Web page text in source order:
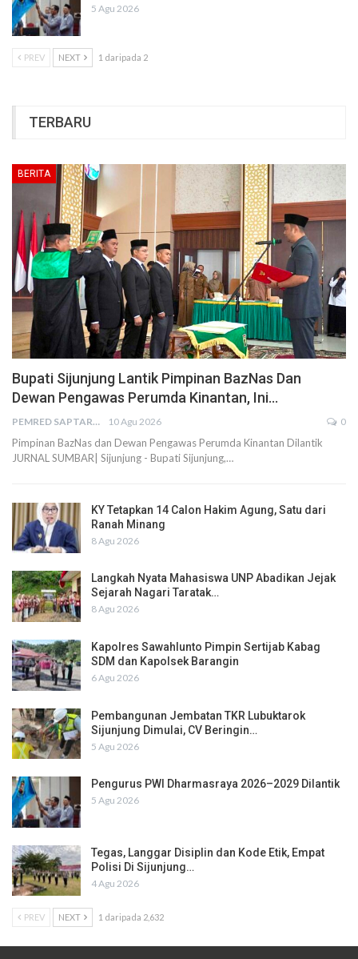
5 Agu 2026
PREV NEXT 1 daripada 2
TERBARU
BERITA
Bupati Sijunjung Lantik Pimpinan BazNas Dan
Dewan Pengawas Perumda Kinantan, Ini…
PEMRED SAPTARIUS 10 Agu 2026 0
Pimpinan BazNas dan Dewan Pengawas Perumda Kinantan Dilantik
JURNAL SUMBAR| Sijunjung - Bupati Sijunjung,…
KY Tetapkan 14 Calon Hakim Agung, Satu dari
Ranah Minang
8 Agu 2026
Langkah Nyata Mahasiswa UNP Abadikan Jejak
Sejarah Nagari Taratak…
8 Agu 2026
Kapolres Sawahlunto Pimpin Sertijab Kabag
SDM dan Kapolsek Barangin
6 Agu 2026
Pembangunan Jembatan TKR Lubuktarok
Sijunjung Dimulai, CV Beringin…
5 Agu 2026
Pengurus PWI Dharmasraya 2026–2029 Dilantik
5 Agu 2026
Tegas, Langgar Disiplin dan Kode Etik, Empat
Polisi Di Sijunjung…
4 Agu 2026
PREV NEXT 1 daripada 2,632